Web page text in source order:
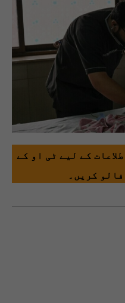
کے لیے ٹی او کے
کریں۔